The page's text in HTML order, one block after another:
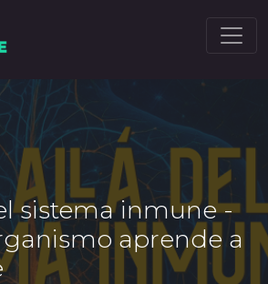
sistema inmune -
aprende a